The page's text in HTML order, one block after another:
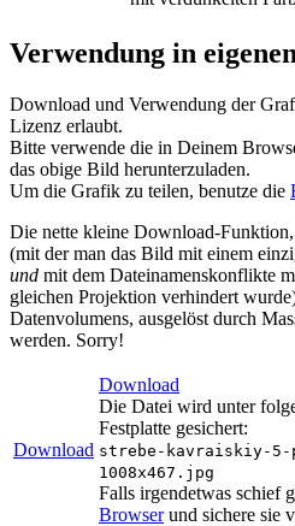
Verwendung in
Download und Verwendung der
Lizenz erlaubt.
Bitte verwende die in Deinem
das obige Bild herunterzuladen.
Um die Grafik zu teilen, benutze die
Die nette kleine Download-
(mit der man das Bild mit einem
und mit dem Dateinamenskonflikte
gleichen Projektion verhindert
Datenvolumens, ausgelöst durch
werden. Sorry!
Download
Download
Die Datei wird unter
Festplatte gesichert:
strebe-kavraiskiy-5-
1008x467.jpg
Falls irgendetwas schief
Browserund sichere sie